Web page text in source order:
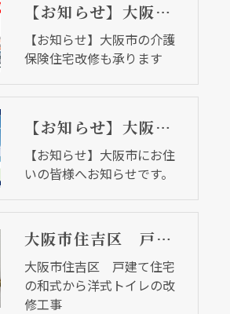
【お知らせ】大阪市の介護保険住宅改修も承ります
【お知らせ】大阪市の介護
保険住宅改修も承ります
【お知らせ】大阪市にお住いの皆様へお知らせです。
【お知らせ】大阪市にお住
いの皆様へお知らせです。
大阪市住吉区 戸建て住宅の和式から洋式トイレの改修工事
大阪市住吉区 戸建て住宅
の和式から洋式トイレの改
修工事